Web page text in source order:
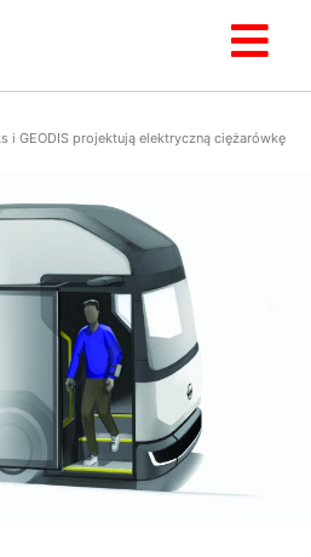
i GEODIS projektują elektryczną ciężarówkę